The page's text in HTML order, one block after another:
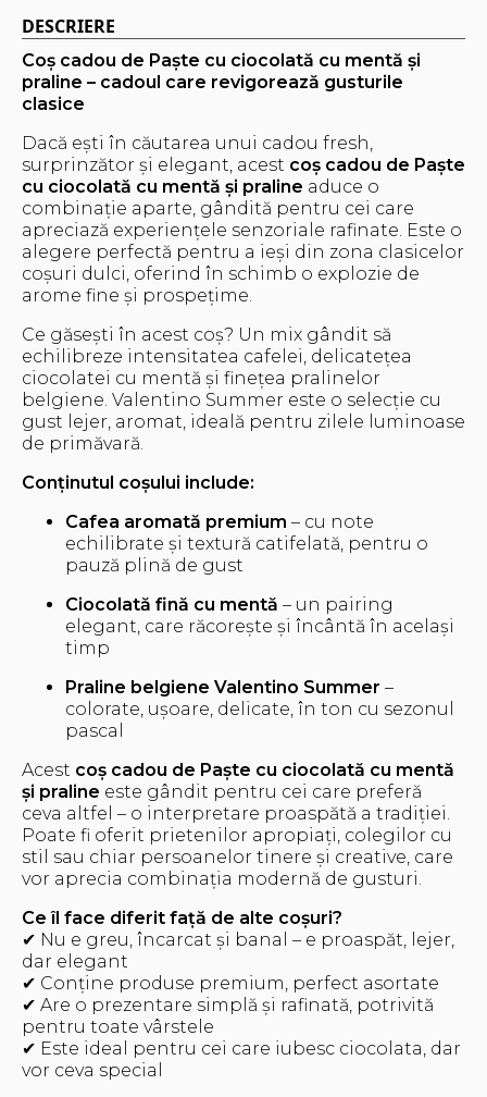
DESCRIERE
Coș cadou de Paște cu ciocolată cu mentă și
praline – cadoul care revigorează gusturile
clasice
Dacă ești în căutarea unui cadou fresh,
surprinzător și elegant, acest coș cadou de Paște
cu ciocolată cu mentă și praline aduce o
combinație aparte, gândită pentru cei care
apreciază experiențele senzoriale rafinate. Este o
alegere perfectă pentru a ieși din zona clasicelor
coșuri dulci, oferind în schimb o explozie de
arome fine și prospețime.
Ce găsești în acest coș? Un mix gândit să
echilibreze intensitatea cafelei, delicatețea
ciocolatei cu mentă și finețea pralinelor
belgiene. Valentino Summer este o selecție cu
gust lejer, aromat, ideală pentru zilele luminoase
de primăvară.
Conținutul coșului include:
Cafea aromată premium – cu note
echilibrate și textură catifelată, pentru o
pauză plină de gust
Ciocolată fină cu mentă – un pairing
elegant, care răcorește și încântă în același
timp
Praline belgiene Valentino Summer –
colorate, ușoare, delicate, în ton cu sezonul
pascal
Acest coș cadou de Paște cu ciocolată cu mentă
și praline este gândit pentru cei care preferă
ceva altfel – o interpretare proaspătă a tradiției.
Poate fi oferit prietenilor apropiați, colegilor cu
stil sau chiar persoanelor tinere și creative, care
vor aprecia combinația modernă de gusturi.
Ce îl face diferit față de alte coșuri?
✔ Nu e greu, încarcat și banal – e proaspăt, lejer,
dar elegant
✔ Conține produse premium, perfect asortate
✔ Are o prezentare simplă și rafinată, potrivită
pentru toate vârstele
✔ Este ideal pentru cei care iubesc ciocolata, dar
vor ceva special